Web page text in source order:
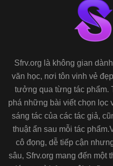
Sfrv.org là không gian
văn học, nơi tôn vinh vẻ
tưởng qua từng tác phẩm.
phá những bài viết chọn lọc
sáng tác của các tác giả,
thuật ẩn sau mỗi tác
cô đọng, dễ tiếp cận
sâu, Sfrv.org mang đến một